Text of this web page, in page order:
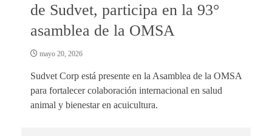
de Sudvet, participa en la 93°
asamblea de la OMSA
mayo 20, 2026
Sudvet Corp está presente en la Asamblea de la OMSA
para fortalecer colaboración internacional en salud
animal y bienestar en acuicultura.